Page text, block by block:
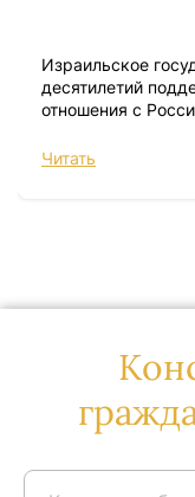
Израильское
десятилетий
отношения с
Читать